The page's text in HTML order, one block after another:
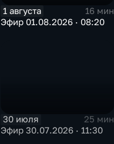
1 августа
16 мин
Эфир 01.08.2026 · 08:20
30 июля
25 мин
Эфир 30.07.2026 · 11:30